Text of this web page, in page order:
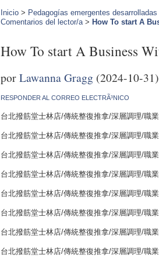
Inicio > Pedagogías emergentes
Comentarios del lector/a> How To start A
How To start A Business
porLawanna Gragg (2024-10-31)
RESPONDER AL CORREO ELECTRÃ³NICO
台北撥筋堂士林店/傳統整復推拿/深層調理/職
台北撥筋堂士林店/傳統整復推拿/深層調理/職
台北撥筋堂士林店/傳統整復推拿/深層調理/職
台北撥筋堂士林店/傳統整復推拿/深層調理/職
台北撥筋堂士林店/傳統整復推拿/深層調理/職
台北撥筋堂士林店/傳統整復推拿/深層調理/職
台北撥筋堂士林店/傳統整復推拿/深層調理/職
台北撥筋堂士林店/傳統整復推拿/深層調理/職